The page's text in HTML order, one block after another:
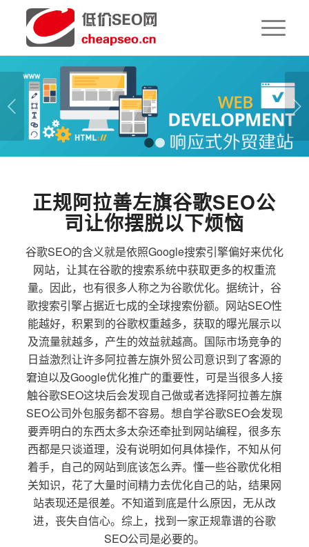
下一页
1 2
正规阿拉善左旗谷歌SEO公
司让你摆脱以下烦恼
谷歌SEO的含义就是依照Google搜索引擎偏好来优化
网站，让其在谷歌的搜索系统中获取更多的权重流
量。因此，也有很多人称之为谷歌优化。据统计，谷
歌搜索引擎占据近七成的全球搜索份额。网站SEO性
能越好，积累到的谷歌权重越多，获取的曝光展示以
及流量就越多，产生的效益就越高。国际市场竞争的
日益激烈让许多阿拉善左旗外贸公司意识到了客源的
窘迫以及Google优化推广的重要性，可是当很多人接
触谷歌SEO这块后会发现自己做或者选择阿拉善左旗
SEO公司外包服务都不容易。想自学谷歌SEO会发现
要弄明白的东西太多太杂还牵扯到网站编程，很多东
西都是只谈道理，没有说明如何具体操作，不知从何
着手，自己的网站到底该怎么弄。懂一些谷歌优化相
关知识，花了大量时间精力去优化自己的站，结果网
站表现还是很差。不知道到底是什么原因，无从改
进，丧失自信心。综上，找到一家正规靠谱的谷歌
SEO公司是必要的。